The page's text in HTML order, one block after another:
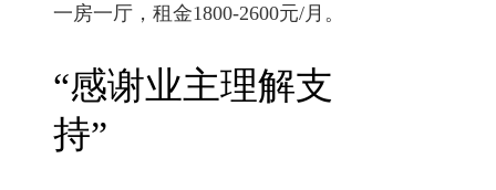
一房一厅，租金1800-2600元/月。
“感谢业主理解支
持”